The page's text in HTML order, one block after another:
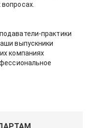
практики
выпускники
компаниях